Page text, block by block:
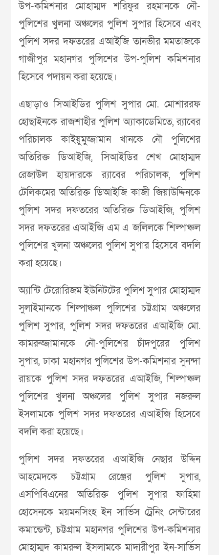
উপ-কমিশনার মোহাম্মদ শরিফুর রহমানকে নৌ-
পুলিশের খুলনা অঞ্চলের পুলিশ সুপার হিসেবে এবং
পুলিশ সদর দফতরের এআইজি তানভীর মমতাজকে
গাজীপুর মহানগর পুলিশের উপ-পুলিশ কমিশনার
হিসেবে পদায়ন করা হয়েছে।
এছাড়াও সিআইডির পুলিশ সুপার মো. মোশাররফ
হোছাইনকে রাজশাহীর পুলিশ অ্যাকাডেমিতে, র‌্যাবের
পরিচালক কাইয়ুমুজ্জামান খানকে নৌ পুলিশের
অতিরিক্ত ডিআইজি, সিআইডির শেখ মোহাম্মদ
রেজাউল হায়দারকে র‌্যাবের পরিচালক, পুলিশ
টেলিকমের অতিরিক্ত ডিআইজি কাজী জিয়াউদ্দিনকে
পুলিশ সদর দফতরের অতিরিক্ত ডিআইজি, পুলিশ
সদর দফতরের এআইজি এম এ জলিলকে শিল্পাঞ্চল
পুলিশের খুলনা অঞ্চলের পুলিশ সুপার হিসেবে বদলি
করা হয়েছে।
অ্যান্টি টেরোরিজম ইউনিটটের পুলিশ সুপার মোহাম্মদ
সুলাইমানকে শিল্পাঞ্চল পুলিশের চট্টগ্রাম অঞ্চলের
পুলিশ সুপার, পুলিশ সদর দফতরের এআইজি মো.
কামরুজ্জামানকে নৌ-পুলিশের চাঁদপুরের পুলিশ
সুপার, ঢাকা মহানগর পুলিশের উপ-কমিশনার সুনন্দা
রায়কে পুলিশ সদর দফতরের এআইজি, শিল্পাঞ্চল
পুলিশের খুলনা অঞ্চলের পুলিশ সুপার নজরুল
ইসলামকে পুলিশ সদর দফতরের এআইজি হিসেবে
বদলি করা হয়েছে।
পুলিশ সদর দফতরের এআইজি নেছার উদ্দিন
আহমেদকে চট্টগ্রাম রেঞ্জের পুলিশ সুপার,
এসপিবিএনের অতিরিক্ত পুলিশ সুপার ফাহিমা
হোসেনকে ময়মনসিংহ ইন সার্ভিস ট্রেনিং সেন্টারের
কমান্ডেন্ট, চট্টগ্রাম মহানগর পুলিশের উপ-কমিশনার
মোহাম্মদ কামরুল ইসলামকে মাদারীপুর ইন-সার্ভিস